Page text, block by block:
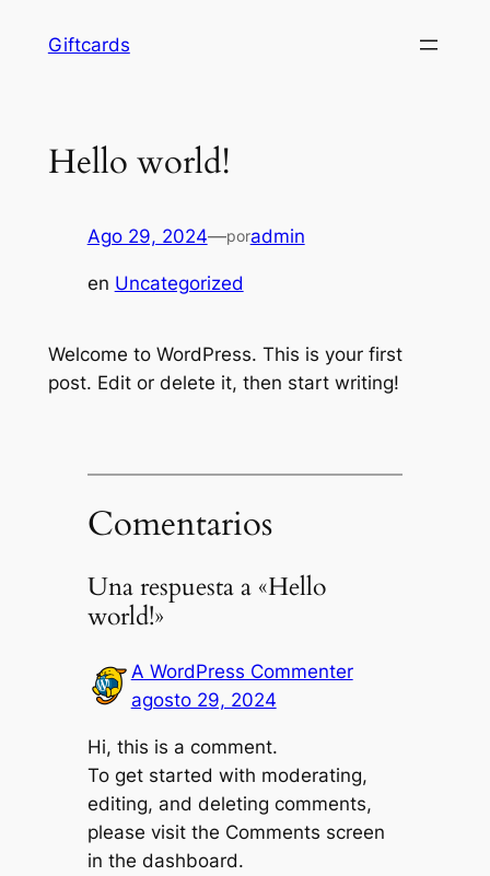
Giftcards
Hello world!
Ago 29, 2024—poradmin
en Uncategorized
Welcome to WordPress. This is your first
post. Edit or delete it, then start writing!
Comentarios
Una respuesta a «Hello
world!»
A WordPress Commenter
agosto 29, 2024
Hi, this is a comment.
To get started with moderating,
editing, and deleting comments,
please visit the Comments screen
in the dashboard.